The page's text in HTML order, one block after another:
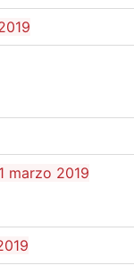
marzo 2019